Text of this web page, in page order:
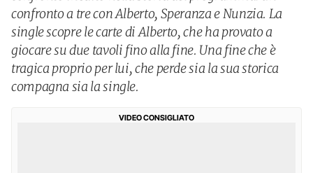
confronto a tre con Alberto, Speranza e Nunzia. La
single scopre le carte di Alberto, che ha provato a
giocare su due tavoli fino alla fine. Una fine che è
tragica proprio per lui, che perde sia la sua storica
compagna sia la single.
VIDEO CONSIGLIATO